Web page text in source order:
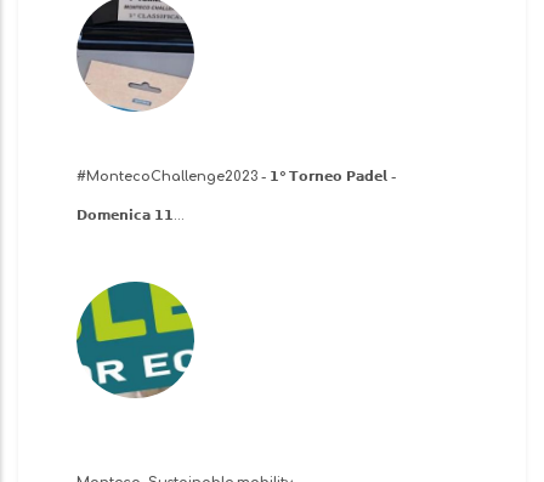
​#MontecoChallenge2023 - 𝟭° 𝗧𝗼𝗿𝗻𝗲𝗼 𝗣𝗮𝗱𝗲𝗹 -
𝗗𝗼𝗺𝗲𝗻𝗶𝗰𝗮 𝟭𝟭…